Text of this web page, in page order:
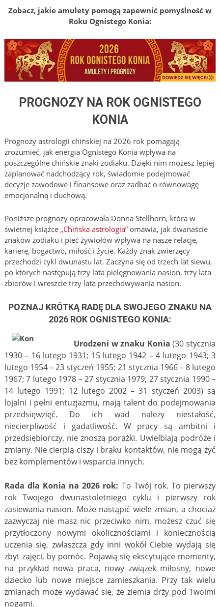
Zobacz, jakie amulety pomogą zapewnić pomyślność w
Roku Ognistego Konia:
PROGNOZY NA ROK OGNISTEGO
KONIA
Prognozy astrologii chińskiej na 2026 rok pomagają
zrozumieć, jak energia Ognistego Konia wpływa na
poszczególne chińskie znaki zodiaku. Dzięki nim możesz lepiej
zaplanować nadchodzący rok, świadomie podejmować
decyzje zawodowe i finansowe oraz zadbać o równowagę
emocjonalną i duchową.
Poniższe prognozy opracowała Donna Stellhorn, która w
świetnej książce „Chińska astrologia”omawia, jak dwanaście
znaków zodiaku i pięć żywiołów wpływa na nasze relacje,
karierę, bogactwo, miłość i życie. Każdy znak zwierzęcy
przechodzi cykl dwunastu lat. Zaczyna się od trzech lat siewu,
po których następują trzy lata pielęgnowania nasion, trzy lata
zbiorów i wreszcie trzy lata przechowywania nasion.
POZNAJ KRÓTKĄ RADĘ DLA SWOJEGO ZNAKU NA
2026 ROK OGNISTEGO KONIA:
Urodzeni w znaku Konia (30 stycznia
1930 – 16 lutego 1931; 15 lutego 1942 – 4 lutego 1943; 3
lutego 1954 – 23 styczeń 1955; 21 stycznia 1966 – 8 lutego
1967; 7 lutego 1978 – 27 stycznia 1979; 27 stycznia 1990 –
14 lutego 1991; 12 lutego 2002 – 31 styczeń 2003) są
lojalni i pełni entuzjazmu, mają talent do podejmowania
przedsięwzięć. Do ich wad należy niestałość,
niecierpliwość i gadatliwość. W pracy są ambitni i
przedsiębiorczy, nie znoszą porażki. Uwielbiają podróże i
zmiany. Nie cierpią ciszy i braku kontaktów, nie mogą żyć
bez komplementów i wsparcia innych.
Rada dla Konia na 2026 rok: To Twój rok. To pierwszy
rok Twojego dwunastoletniego cyklu i pierwszy rok
zasiewania nasion. Może nastąpić wiele zmian, a chociaż
zazwyczaj nie masz nic przeciwko nim, możesz czuć się
przytłoczony nowymi okolicznościami i koniecznością
uczenia się, zwłaszcza gdy inni wokół Ciebie wydają się
zbyt zajęci, by pomóc. Pojawią się ekscytujące momenty,
na przykład nowa praca, nowy związek miłosny, nowe
dziecko lub nowe miejsce zamieszkania. Przy tak wielu
zmianach może wydawać się, że ziemia drży pod Twoimi
nogami.